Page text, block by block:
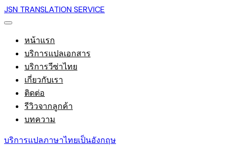
JSN TRANSLATION SERVICE
หน้าแรก
บริการแปลเอกสาร
บริการวีซ่าไทย
เกี่ยวกับเรา
ติดต่อ
รีวิวจากลูกค้า
บทความ
บริการแปลภาษาไทยเป็นอังกฤษ